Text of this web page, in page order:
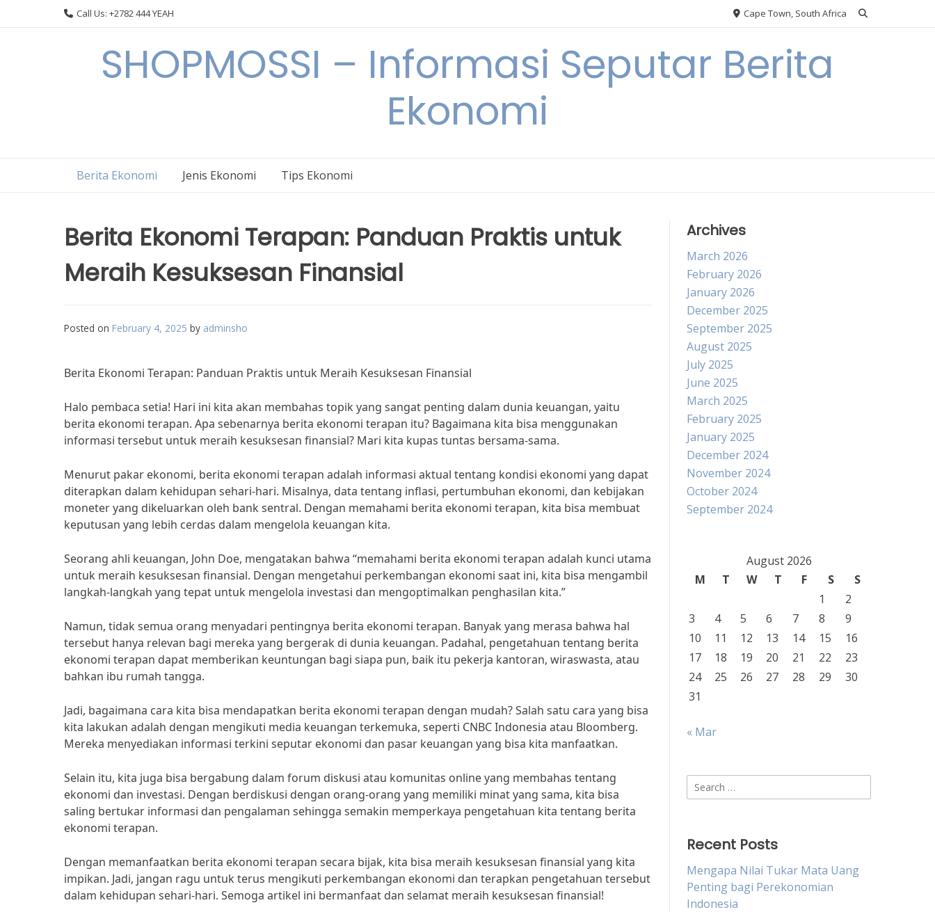
Call Us: +2782 444 YEAH Cape Town, South Africa
SHOPMOSSI – Informasi Seputar Berita
Ekonomi
Berita Ekonomi Jenis Ekonomi Tips Ekonomi
Berita Ekonomi Terapan: Panduan Praktis untuk
Meraih Kesuksesan Finansial
Posted on February 4, 2025 by adminsho
Berita Ekonomi Terapan: Panduan Praktis untuk Meraih Kesuksesan Finansial
Halo pembaca setia! Hari ini kita akan membahas topik yang sangat penting dalam dunia keuangan, yaitu
berita ekonomi terapan. Apa sebenarnya berita ekonomi terapan itu? Bagaimana kita bisa menggunakan
informasi tersebut untuk meraih kesuksesan finansial? Mari kita kupas tuntas bersama-sama.
Menurut pakar ekonomi, berita ekonomi terapan adalah informasi aktual tentang kondisi ekonomi yang dapat
diterapkan dalam kehidupan sehari-hari. Misalnya, data tentang inflasi, pertumbuhan ekonomi, dan kebijakan
moneter yang dikeluarkan oleh bank sentral. Dengan memahami berita ekonomi terapan, kita bisa membuat
keputusan yang lebih cerdas dalam mengelola keuangan kita.
Seorang ahli keuangan, John Doe, mengatakan bahwa “memahami berita ekonomi terapan adalah kunci utama
untuk meraih kesuksesan finansial. Dengan mengetahui perkembangan ekonomi saat ini, kita bisa mengambil
langkah-langkah yang tepat untuk mengelola investasi dan mengoptimalkan penghasilan kita.”
Namun, tidak semua orang menyadari pentingnya berita ekonomi terapan. Banyak yang merasa bahwa hal
tersebut hanya relevan bagi mereka yang bergerak di dunia keuangan. Padahal, pengetahuan tentang berita
ekonomi terapan dapat memberikan keuntungan bagi siapa pun, baik itu pekerja kantoran, wiraswasta, atau
bahkan ibu rumah tangga.
Jadi, bagaimana cara kita bisa mendapatkan berita ekonomi terapan dengan mudah? Salah satu cara yang bisa
kita lakukan adalah dengan mengikuti media keuangan terkemuka, seperti CNBC Indonesia atau Bloomberg.
Mereka menyediakan informasi terkini seputar ekonomi dan pasar keuangan yang bisa kita manfaatkan.
Selain itu, kita juga bisa bergabung dalam forum diskusi atau komunitas online yang membahas tentang
ekonomi dan investasi. Dengan berdiskusi dengan orang-orang yang memiliki minat yang sama, kita bisa
saling bertukar informasi dan pengalaman sehingga semakin memperkaya pengetahuan kita tentang berita
ekonomi terapan.
Dengan memanfaatkan berita ekonomi terapan secara bijak, kita bisa meraih kesuksesan finansial yang kita
impikan. Jadi, jangan ragu untuk terus mengikuti perkembangan ekonomi dan terapkan pengetahuan tersebut
dalam kehidupan sehari-hari. Semoga artikel ini bermanfaat dan selamat meraih kesuksesan finansial!
Archives
March 2026
February 2026
January 2026
December 2025
September 2025
August 2025
July 2025
June 2025
March 2025
February 2025
January 2025
December 2024
November 2024
October 2024
September 2024
August 2026
M
T W T F S
S
1
2
3
4 5 6 7 8
9
10
11 12 13 14 15
16
17
18 19 20 21 22
23
24
25 26 27 28 29
30
31
« Mar
Search
for:
Recent Posts
Mengapa Nilai Tukar Mata Uang
Penting bagi Perekonomian
Indonesia